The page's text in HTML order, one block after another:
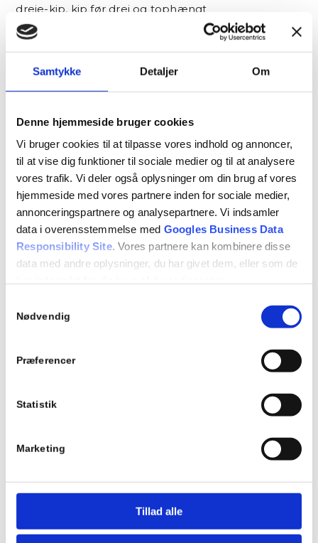
Samtykke Detaljer Om
Denne hjemmeside bruger cookies
Vi bruger cookies til at tilpasse vores indhold og annoncer,
til at vise dig funktioner til sociale medier og til at analysere
vores trafik. Vi deler også oplysninger om din brug af vores
hjemmeside med vores partnere inden for sociale medier,
annonceringspartnere og analysepartnere. Vi indsamler
data i overensstemmelse med Googles Business Data
Responsibility Site. Vores partnere kan kombinere disse
data med andre oplysninger, du har givet dem, eller som de
Se Cookie & Privatlivspolitik
Nødvendig
Præferencer
Statistik
Marketing
Tillad alle
dreje-kip, kip før drej og tophængt
· Stort farveudvalg med mulighed for at vælge
forskellige farver indvendigt og udvendigt
· Bredt udvalg af profiler og løsninger
SPECIFIKATIONER: